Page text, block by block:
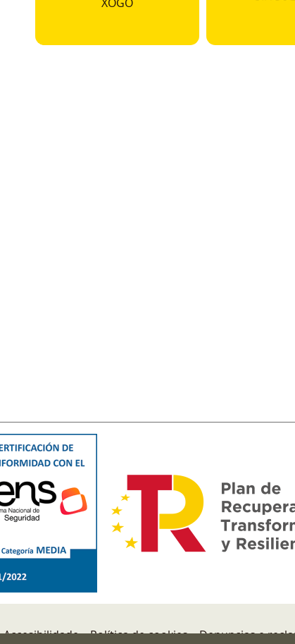
Accesibilidade Política de cookies Denuncias e